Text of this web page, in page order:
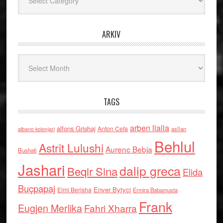
ARKIV
TAGS
albano kolonjari alfons Grishaj Anton Cefa arben llalla asllan
Bushati Astrit Lulushi Aurenc Bebja Behlul
Jashari Beqir Sinadalip grecaElida
Buçpapaj Elmi Berisha Enver Bytyci Ermira Babamusta
Eugjen MerlikaFahri Xharra Frank